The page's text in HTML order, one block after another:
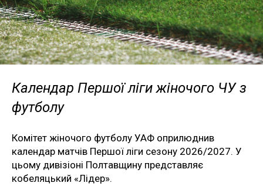
Календар Першої ліги жіночого ЧУ з
футболу
Комітет жіночого футболу УАФ оприлюднив
календар матчів Першої ліги сезону 2026/2027. У
цьому дивізіоні Полтавщину представляє
кобеляцький «Лідер».